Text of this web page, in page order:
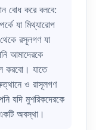
বোধ করে বলবে:
যা মিথ্যারোপ
রসূলগণ যা
আমাদেরকে
করবো। যাতে
ও রাসূলগণ
যদি মুশরিকদেরকে
অবস্থা।